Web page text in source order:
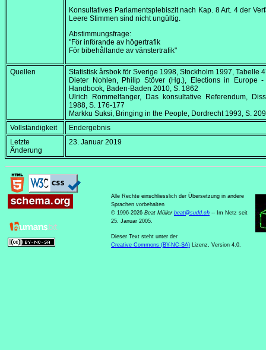
Konsultatives Parlamentsplebiszit nach Kap. 8 Art. 4 der
Leere Stimmen sind nicht ungültig.
Abstimmungsfrage:
"För införande av högertrafik
För bibehållande av vänstertrafik"
Quellen Statistisk årsbok för Sverige 1998, Stockholm 1997, Tabelle
Dieter Nohlen, Philip Stöver (Hg.),
Elections in Europe
Handbook, Baden-Baden 2010, S. 1862
Ulrich Rommelfanger, Das konsultative Referendum,
1988, S. 176-177
Markku Suksi, Bringing in the People, Dordrecht 1993, S. 209
Vollständigkeit
Endergebnis
Letzte
Änderung
23. Januar 2019
Alle Rechte einschliesslich der Übersetzung in andere
Sprachen vorbehalten
© 1996-2026 Beat Müller beat@sudd.ch -- Im Netz seit
25. Januar 2005.
Dieser Text steht unter der
Creative Commons (BY-NC-SA) Lizenz, Version 4.0.